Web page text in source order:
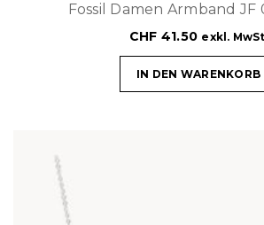
Fossil Damen Armband JF
CHF 41.50 exkl.
IN DEN WARENKORB